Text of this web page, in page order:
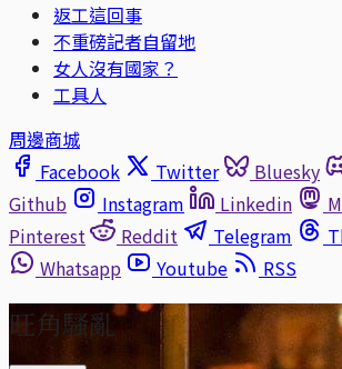
返工這回事
不重磅記者自留地
女人沒有國家？
工具人
周邊商城
Facebook
Twitter Bluesky
Github
Instagram Linkedin
Pinterest
Reddit Telegram
Whatsapp
Youtube RSS
旺角騷亂